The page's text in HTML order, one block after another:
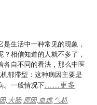
生活中一种常见的现象，
相信知道的人就不多了，
各自不同的看法，那么中医
郁滞型：这种病因主要是
。一般情况下……更多
,大肠,原因,血虚,气机